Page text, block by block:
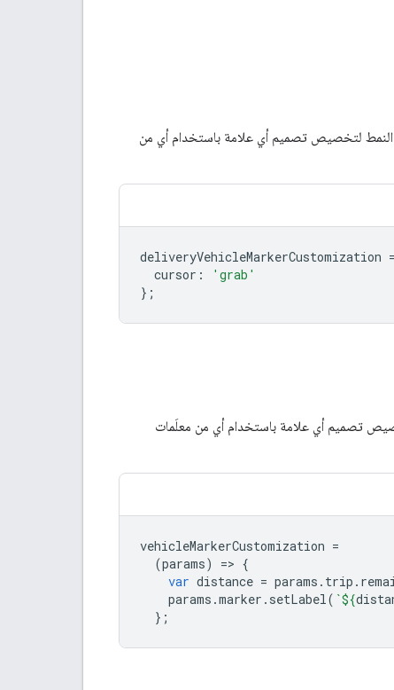
النمط لتخصيص تصميم أي علامة باستخدام أي من
deliveryVehicleMarkerCustomization =
cursor :
'grab'
};
تصميم أي علامة باستخدام أي من معلَمات
vehicleMarkerCustomization =
(params) => {
var distance = params . trip .
params .marker . setLabel( `${
};